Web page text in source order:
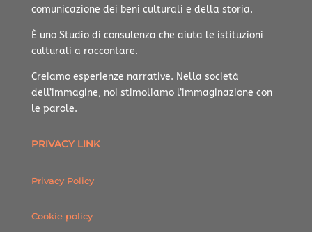
comunicazione dei beni culturali e della storia.
È uno Studio di consulenza che aiuta le istituzioni
culturali a raccontare.
Creiamo esperienze narrative. Nella società
dell’immagine, noi stimoliamo l’immaginazione con
le parole.
PRIVACY LINK
Privacy Policy
Cookie policy